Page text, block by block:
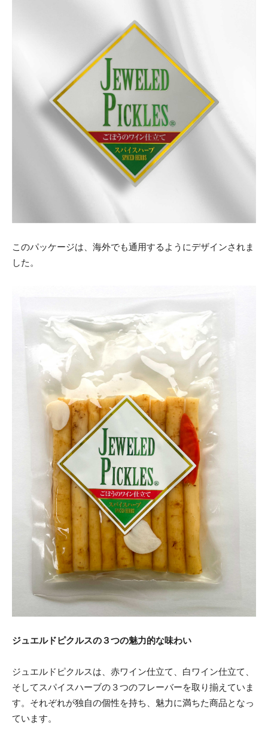
このパッケージは、海外でも通用するようにデザインされま
した。
ジュエルドピクルスの３つの魅力的な味わい
ジュエルドピクルスは、赤ワイン仕立て、白ワイン仕立て、
そしてスパイスハーブの３つのフレーバーを取り揃えていま
す。それぞれが独自の個性を持ち、魅力に満ちた商品となっ
ています。